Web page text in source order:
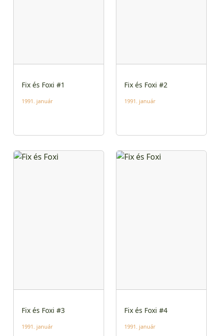
Fix és Foxi #1
1991. január
Fix és Foxi #2
1991. január
Fix és Foxi #3
1991. január
Fix és Foxi #4
1991. január